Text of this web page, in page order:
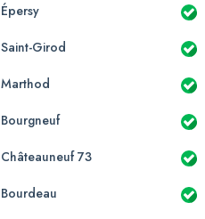
Épersy
Saint-Girod
Marthod
Bourgneuf
Châteauneuf 73
Bourdeau